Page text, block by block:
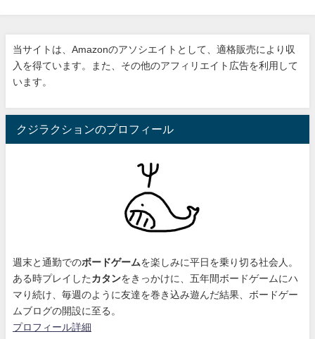
当サイトは、Amazonのアソシエイトとして、適格販売により収
入を得ています。また、その他のアフィリエイト広告を利用して
います。
クジラクションのプロフィール
週末と通勤でのボードゲームを楽しみに平日を乗り切る社会人。
ある時プレイした カタンをきっかけに、 五年間ボードゲームにハ
マり続け 、毎週のように友達を巻き込み遊んだ結果、ボードゲー
ムブログの開設に至る。
プロフィール詳細